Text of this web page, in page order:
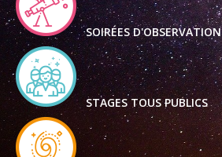
SOIRÉES D'OBSERVATION
STAGES TOUS PUBLICS